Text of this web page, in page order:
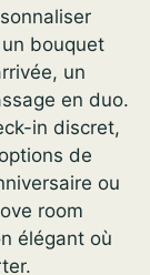
bouquet
un
en duo.
in discret,
de
ou
room
élégant où